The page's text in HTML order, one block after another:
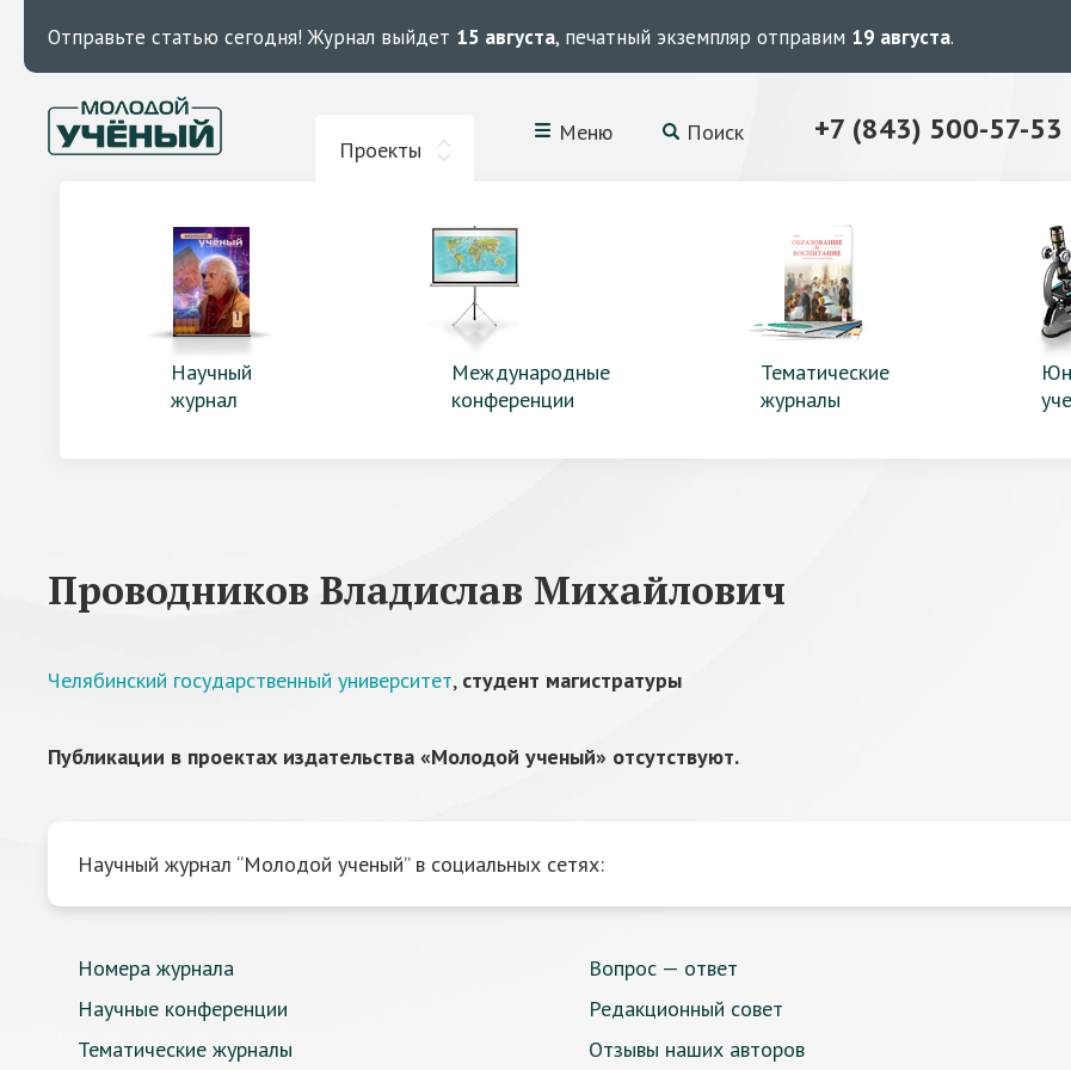
Отправьте статью сегодня! Журнал выйдет 15 августа, печатный экземпляр отправим 19 августа.
Проекты
Меню Поиск +7 (843) 500-57-53
Научный
журнал
Международные
конференции
Тематические
журналы
Проводников Владислав Михайлович
Челябинский государственный университет, студент магистратуры
Публикации в проектах издательства «Молодой ученый» отсутствуют.
Научный журнал “Молодой ученый” в социальных сетях:
Номера журнала
Научные конференции
Тематические журналы
Вопрос — ответ
Редакционный совет
Отзывы наших авторов